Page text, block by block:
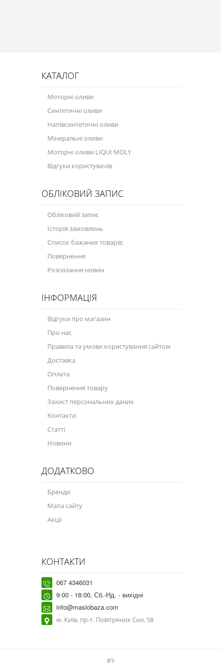
Сервісні продукти
Обладнання
Догляд за кондиціонером
Клеї і герметики
Мастила
Спеціальні програми
Велосипедна програма
Моторна олива для мотоцикла
Оливи для моторів човнів
Продукція для саду
Промислова програма
Зимова програма
КАТАЛОГ
Моторні оливи
Синтетичні оливи
Напівсинтетичні оливи
Мінеральні оливи
Моторні оливи LIQUI MOLY
Відгуки користувачів
ОБЛІКОВИЙ ЗАПИС
Обліковий запис
Історія замовлень
Список бажаних товарів
Повернення
Розсилання новин
ІНФОРМАЦІЯ
Відгуки про магазин
Про нас
Правила та умови користування сайтом
Доставка
Оплата
Повернення товару
Захист персональних даних
Контакти
Статті
Новини
ДОДАТКОВО
Бренди
Мапа сайту
Акції
КОНТАКТИ
067 4346031
9:00 - 18:00, Сб.-Нд. - вихідні
info@maslobaza.com
м. Київ, пр-т. Повітряних Сил, 58